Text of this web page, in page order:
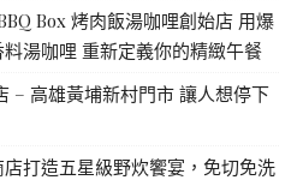
Box 烤肉飯湯咖哩創始店 用爆
湯咖哩 重新定義你的精緻午餐
– 高雄黃埔新村門市 讓人想停下
打造五星級野炊饗宴，免切免洗